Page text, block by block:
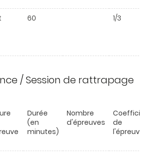
60 1/3
/ Session de rattrapage
Durée
(en
minutes)
Nombre
d'épreuves
de
l'épreuve